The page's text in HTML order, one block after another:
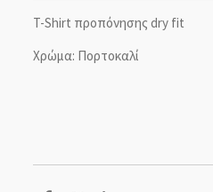
T-Shirt προπόνησης dry fit
Χρώμα: Πορτοκαλί